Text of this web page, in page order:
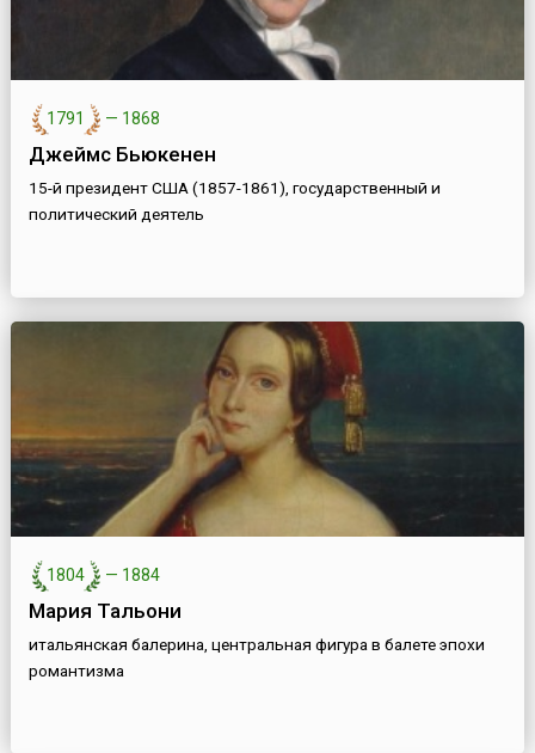
1791 — 1868
Джеймс Бьюкенен
15-й президент США (1857-1861), государственный и
политический деятель
1804 — 1884
Мария Тальони
итальянская балерина, центральная фигура в балете эпохи
романтизма